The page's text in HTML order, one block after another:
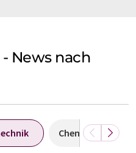
News nach
Chemie